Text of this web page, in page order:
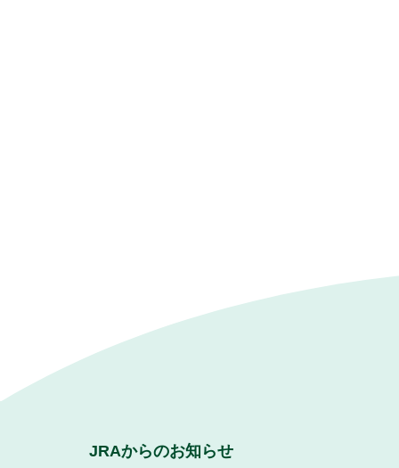
JRAからのお知らせ